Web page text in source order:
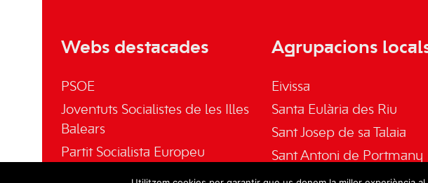
Webs destacades
PSOE
Joventuts Socialistes de les Illes
Balears
Partit Socialista Europeu
Agrupacions
Eivissa
Santa Eulària des Riu
Sant Josep de sa Talaia
Sant Antoni de Portmany
Sant Joan de Labritja